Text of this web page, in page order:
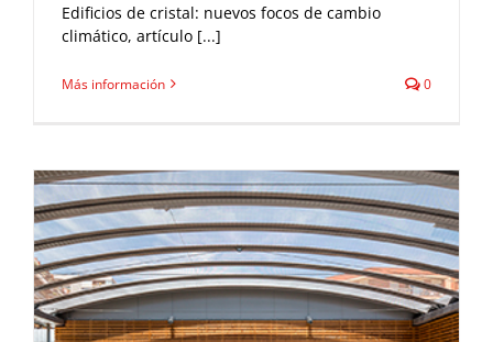
Edificios de cristal: nuevos focos de cambio
climático, artículo [...]
Más información 0